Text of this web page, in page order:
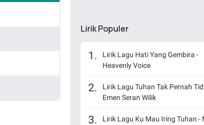
Lirik Populer
Lirik Lagu Hati Yang Gembira -
Heavenly Voice
Lirik Lagu Tuhan Tak Pernah
Emen Seran Wilik
Lirik Lagu Ku Mau Iring Tuhan -